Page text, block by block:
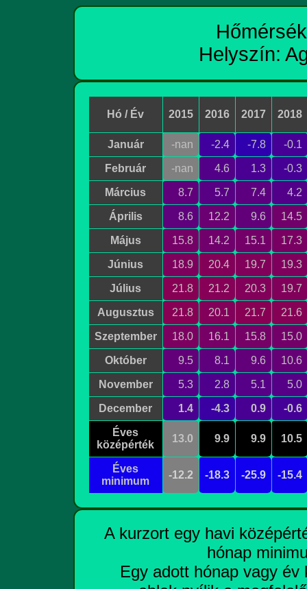
Helyszín:
Hó / Év 2015 2016 2017 2018
Január -nan -2.4 -7.8 -0.1
Február -nan 4.6 1.3 -0.3
Március 8.7 5.7 7.4 4.2
Április 8.6 12.2 9.6 14.5
Május 15.8 14.2 15.1 17.3
Június 18.9 20.4 19.7 19.3
Július 21.8 21.2 20.3 19.7
Augusztus 21.8 20.1 21.7 21.6
Szeptember 18.0 16.1 15.8 15.0
Október 9.5 8.1 9.6 10.6
November 5.3 2.8 5.1 5.0
December 1.4 -4.3 0.9 -0.6
Éves
középérték
13.0 9.9 9.9 10.5
Éves
minimum
-12.2 -18.3 -25.9 -15.4
A kurzort egy havi
hónap
Egy adott hónap vagy